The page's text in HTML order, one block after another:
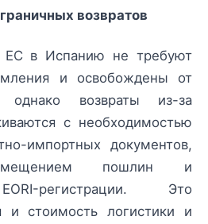
возвратов
ЕС в Испанию не требуют
и освобождены от
однако возвраты из-за
с необходимостью
импортных документов,
пошлин и
регистрации. Это
и стоимость логистики и